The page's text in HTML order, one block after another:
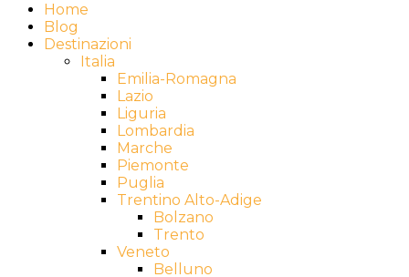
Home
Blog
Destinazioni
Italia
Emilia-Romagna
Lazio
Liguria
Lombardia
Marche
Piemonte
Puglia
Trentino Alto-Adige
Bolzano
Trento
Veneto
Belluno